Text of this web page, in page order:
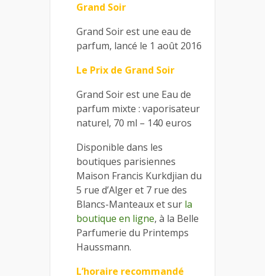
Grand Soir
Grand Soir est une eau de
parfum, lancé le 1 août 2016
Le Prix de Grand Soir
Grand Soir est une Eau de
parfum mixte : vaporisateur
naturel, 70 ml – 140 euros
Disponible dans les
boutiques parisiennes
Maison Francis Kurkdjian du
5 rue d’Alger et 7 rue des
Blancs-Manteaux et sur la
boutique en ligne, à la Belle
Parfumerie du Printemps
Haussmann.
L’horaire recommandé